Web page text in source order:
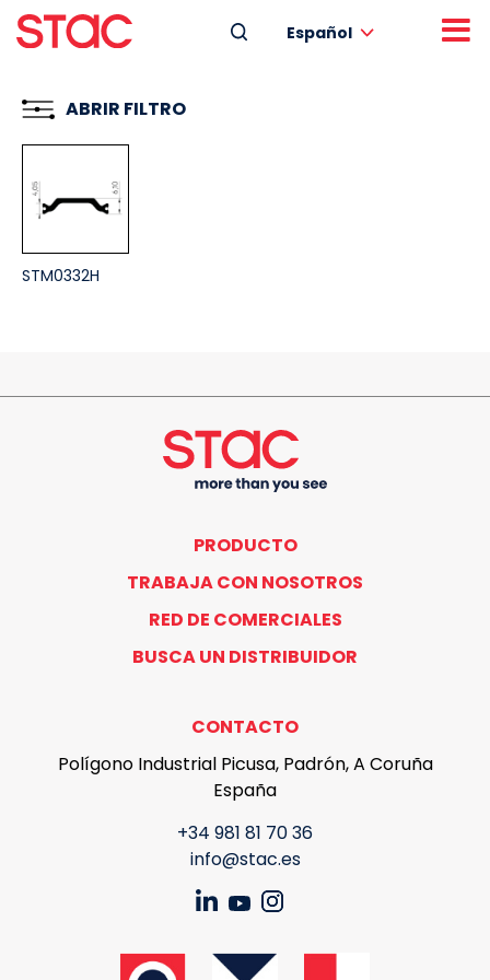
Español
ABRIR FILTRO
STM0332H
PRODUCTO
TRABAJA CON NOSOTROS
RED DE COMERCIALES
BUSCA UN DISTRIBUIDOR
CONTACTO
Polígono Industrial Picusa, Padrón, A Coruña
España
+34 981 81 70 36
info@stac.es